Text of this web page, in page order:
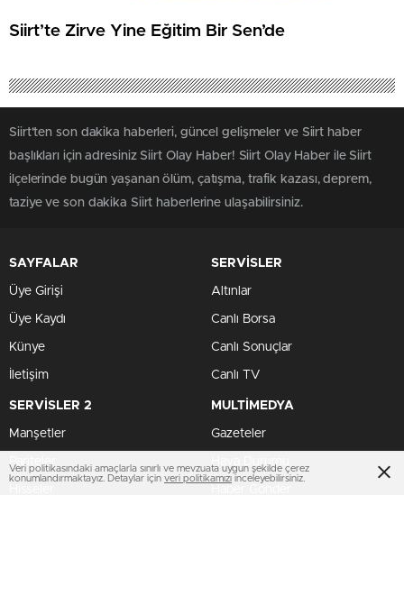
Siirt’te Zirve Yine Eğitim Bir Sen’de
Siirt'ten son dakika haberleri, güncel gelişmeler ve Siirt haber
başlıkları için adresiniz Siirt Olay Haber! Siirt Olay Haber ile Siirt
ilçelerinde bugün yaşanan ölüm, çatışma, trafik kazası, deprem,
taziye ve son dakika Siirt haberlerine ulaşabilirsiniz.
SAYFALAR
Üye Girişi
Üye Kaydı
Künye
İletişim
SERVİSLER
Altınlar
Canlı Borsa
Canlı Sonuçlar
Canlı TV
SERVİSLER 2
Manşetler
MULTİMEDYA
Gazeteler
Veri politikasındaki amaçlarla sınırlı ve mevzuata uygun şekilde çerez
konumlandırmaktayız. Detaylar için veri politikamızı inceleyebilirsiniz.